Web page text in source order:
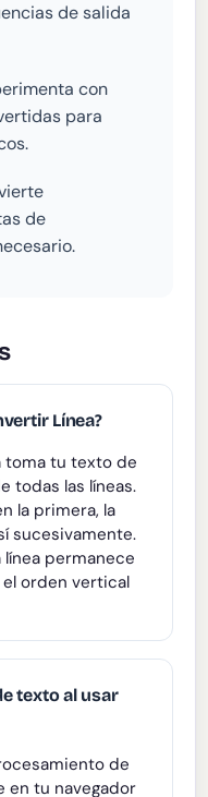
de salida
con
para
de
Línea?
toma tu texto de
todas las líneas.
la primera, la
sucesivamente.
permanece
orden vertical
texto al usar
de
tu navegador